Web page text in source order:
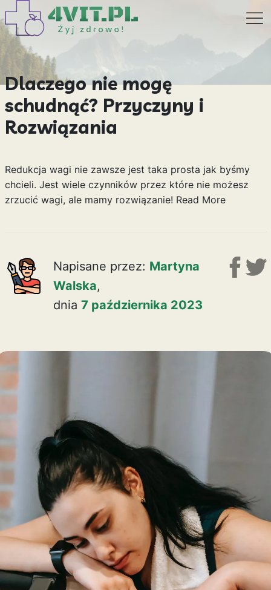
Dlaczego nie mogę
schudnąć? Przyczyny i
Rozwiązania
Redukcja wagi nie zawsze jest taka prosta jak byśmy
chcieli. Jest wiele czynników przez które nie możesz
zrzucić wagi, ale mamy rozwiązanie! Read More
Napisane przez: Martyna
Walska,
dnia 7 października 2023